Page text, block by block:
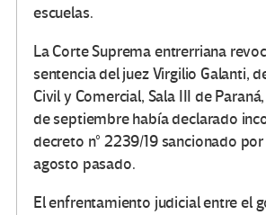
escuelas.
La Corte Suprema entrerriana
sentencia del juez Virgilio Galanti,
Civil y Comercial, Sala III de
de septiembre había declarado
decreto n° 2239/19 sancionado
agosto pasado.
El enfrentamiento judicial entre el